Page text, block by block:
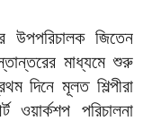
উপপরিচালক জিতেন
মাধ্যমে শুরু
দিনে মূলত শিল্পীরা
ওয়ার্কশপ পরিচালনা